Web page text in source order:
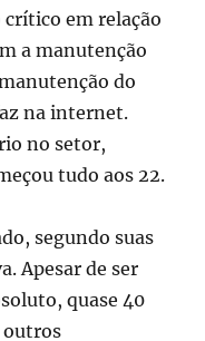
em relação
a manutenção
do
na internet.
no setor,
tudo aos 22.
segundo suas
Apesar de ser
quase 40
outros